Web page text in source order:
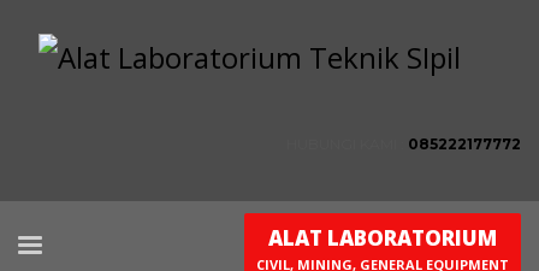
085222177772
ALAT LABORATORIUM
CIVIL, MINING, GENERAL EQUIPMENT